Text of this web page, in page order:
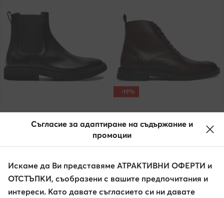
Ботуши · Черен
-19%
Ботуши · Кафяв
Най-ниска цена 203,49 €-19%
Съгласие за адаптиране на съдържание и
промоции
Искаме да Ви представяме АТРАКТИВНИ ОФЕРТИ и
ОТСТЪПКИ, съобразени с вашите предпочитания и
интереси. Като давате съгласието си ни давате